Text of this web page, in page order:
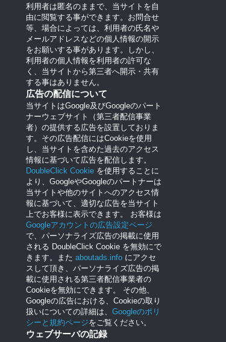
利用者は匿名のままで、当サイトを自
由に閲覧する事ができます。お問合せ
等、場合によっては、利用者の氏名や
メールアドレスなどの個人情報の開示
をお願いする事があります。しかし、
利用者の個人情報を利用者の許可な
く、当サイトから第三者へ開示・共有
する事はありません。
広告の配信について
当サイトはGoogle及びGoogleのパート
ナーウェブサイト（第三者配信事業
者）の提供する広告を設置しておりま
す。その広告配信にはCookieを使用
し、当サイトを含めた過去のアクセス
情報に基づいて広告を配信します。
DoubleClick Cookie を使用することに
より、GoogleやGoogleのパートナーは
当サイトや他のサイトへのアクセス情
報に基づいて、適切な広告を当サイト
上でお客様に表示できます。 お客様は
Googleアカウントの広告設定ページ
で、パーソナライズ広告の掲載に使用
される DoubleClick Cookie を無効にで
きます。また aboutads.info にアクセ
スして頂き、パーソナライズ広告の掲
載に使用される第三者配信事業者の
Cookieを無効にできます。 その他、
Googleの広告における、Cookieの取り
扱いについての詳細は、 Googleのポリ
シーと規約ページをご覧ください。
ウェブサーバの記録